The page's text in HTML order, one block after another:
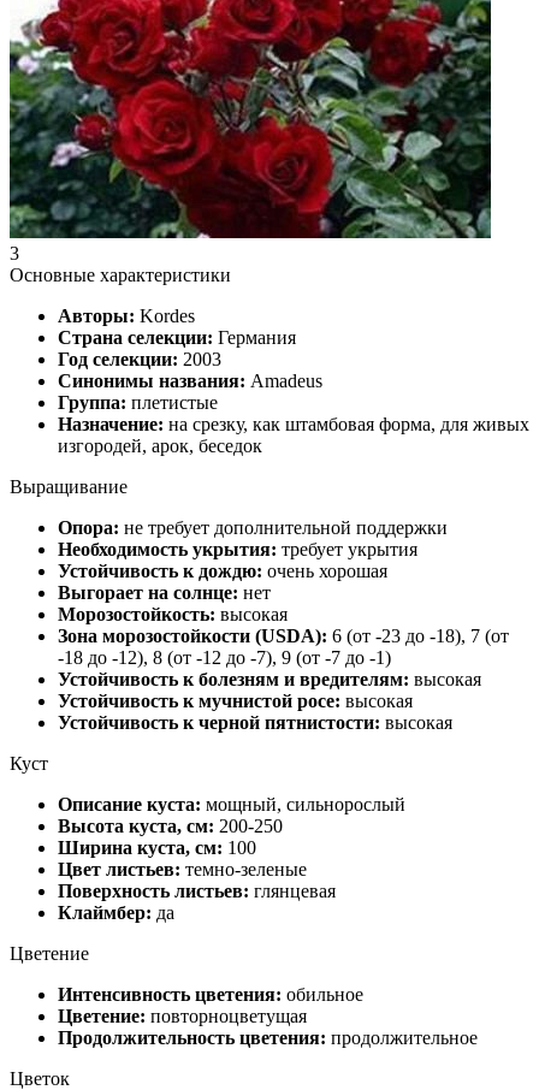
3
Основные характеристики
Авторы: Kordes
Страна селекции: Германия
Год селекции: 2003
Синонимы названия: Amadeus
Группа: плетистые
Назначение: на срезку, как штамбовая форма, для живых
изгородей, арок, беседок
Выращивание
Опора: не требует дополнительной поддержки
Необходимость укрытия: требует укрытия
Устойчивость к дождю: очень хорошая
Выгорает на солнце: нет
Морозостойкость: высокая
Зона морозостойкости (USDA): 6 (от -23 до -18), 7 (от
-18 до -12), 8 (от -12 до -7), 9 (от -7 до -1)
Устойчивость к болезням и вредителям: высокая
Устойчивость к мучнистой росе: высокая
Устойчивость к черной пятнистости: высокая
Куст
Описание куста: мощный, сильнорослый
Высота куста, см: 200-250
Ширина куста, см: 100
Цвет листьев: темно-зеленые
Поверхность листьев: глянцевая
Клаймбер: да
Цветение
Интенсивность цветения: обильное
Цветение: повторноцветущая
Продолжительность цветения: продолжительное
Цветок